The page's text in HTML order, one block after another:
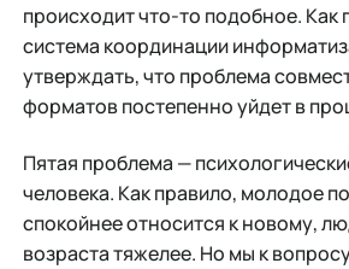
происходит что-то подобное. Как
система координации
утверждать, что проблема
форматов постепенно уйдет в
Пятая проблема —
человека. Как правило, молодое
спокойнее относится к новому,
возраста тяжелее. Но мы к